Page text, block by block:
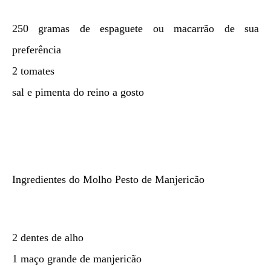
250 gramas de espaguete ou macarrão de sua
preferência
2 tomates
sal e pimenta do reino a gosto
Ingredientes do Molho Pesto de Manjericão
2 dentes de alho
1 maço grande de manjericão